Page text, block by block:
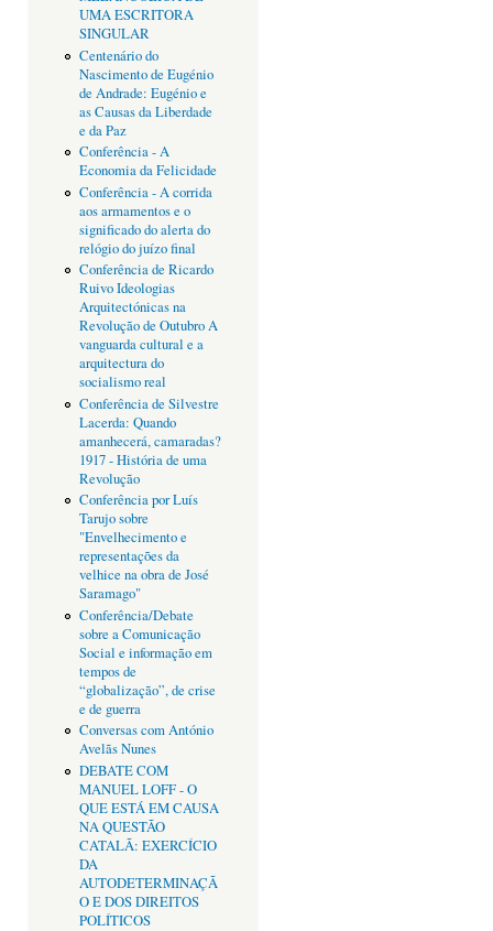
UMA ESCRITORA
SINGULAR
Centenário do
Nascimento de Eugénio
de Andrade: Eugénio e
as Causas da Liberdade
e da Paz
Conferência - A
Economia da Felicidade
Conferência - A corrida
aos armamentos e o
significado do alerta do
relógio do juízo final
Conferência de Ricardo
Ruivo Ideologias
Arquitectónicas na
Revolução de Outubro A
vanguarda cultural e a
arquitectura do
socialismo real
Conferência de Silvestre
Lacerda: Quando
amanhecerá, camaradas?
1917 - História de uma
Revolução
Conferência por Luís
Tarujo sobre
"Envelhecimento e
representações da
velhice na obra de José
Saramago"
Conferência/Debate
sobre a Comunicação
Social e informação em
tempos de
“globalização”, de crise
e de guerra
Conversas com António
Avelãs Nunes
DEBATE COM
MANUEL LOFF - O
QUE ESTÁ EM CAUSA
NA QUESTÃO
CATALÃ: EXERCÍCIO
DA
AUTODETERMINAÇÃ
O E DOS DIREITOS
POLÍTICOS